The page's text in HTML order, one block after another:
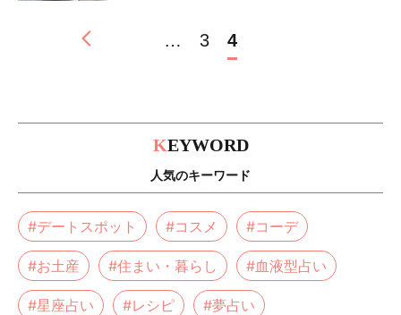
… 3 4
KEYWORD
人気のキーワード
#デートスポット #コスメ #コーデ
#お土産 #住まい・暮らし #血液型占い
#星座占い #レシピ #夢占い